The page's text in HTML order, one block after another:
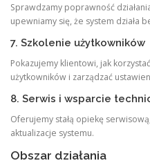
Sprawdzamy poprawność
upewniamy się, że system działa
7. Szkolenie użytkowników
Pokazujemy klientowi, jak
użytkowników i zarządzać
8. Serwis i wsparcie
Oferujemy stałą opiekę
aktualizacje systemu.
Obszar działania